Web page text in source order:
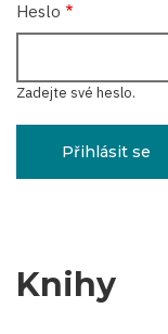
Heslo
Zadejte své heslo.
Knihy